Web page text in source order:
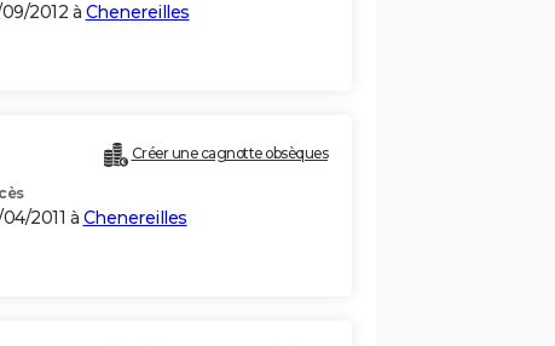
2012 à Chenereilles
Créer une cagnotte obsèques
2011 à Chenereilles